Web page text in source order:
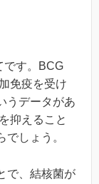
です。BCG
免疫を受け
うデータがあ
抑えること
しょう。
で、結核菌が